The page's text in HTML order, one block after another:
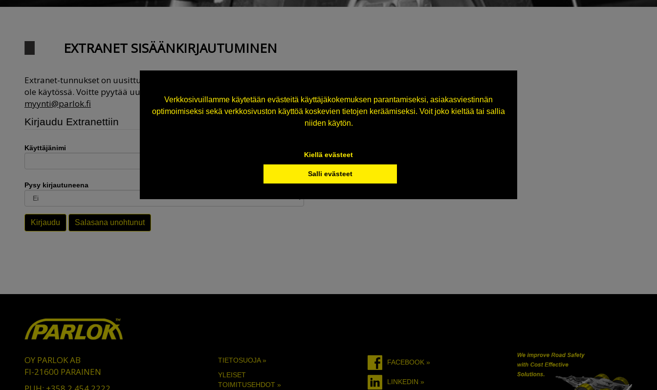
Verkkosivuillamme käytetään evästeitä käyttäjäkokemuksen parantamiseksi, asiakasviestinnän
optimoimiseksi sekä verkkosivuston käyttöä koskevien tietojen keräämiseksi. Voit joko kieltää tai sallia
niiden käytön.
Kiellä evästeet
Salli evästeet
EXTRANET SISÄÄNKIRJAUTUMINEN
Extranet-tunnukset on uusittu ja vanhat käyttäjätunnukset eivät enää
ole käytössä. Voitte pyytää uudet tunnukset sähköpostitse:
myynti@parlok.fi
Kirjaudu Extranettiin
Käyttäjänimi
Pysy kirjautuneena
Kirjaudu Salasana unohtunut
OY PARLOK AB
FI-21600 PARAINEN
TIETOSUOJA »
YLEISET
TOIMITUSEHDOT »
FACEBOOK »
LINKEDIN »